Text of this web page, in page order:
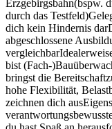
Erzgebirgsbahn(bspw.
durch das
dich kein Hindernis
abgeschlossene
bist (Fach-
bringst die
hohe Flexibilität,
zeichnen dich